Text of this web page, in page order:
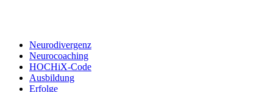
Neurodivergenz
Neurocoaching
HOCHiX-Code
Ausbildung
Erfolge